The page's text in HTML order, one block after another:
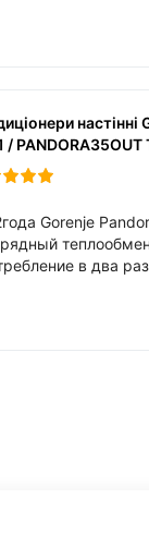
/ PANDORA35OUT
Gorenje
в два
с паркетником ре